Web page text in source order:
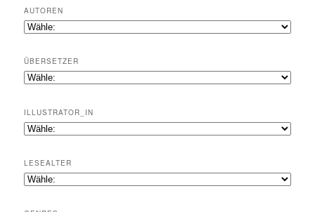
AUTOREN
ÜBERSETZER
ILLUSTRATOR_IN
LESEALTER